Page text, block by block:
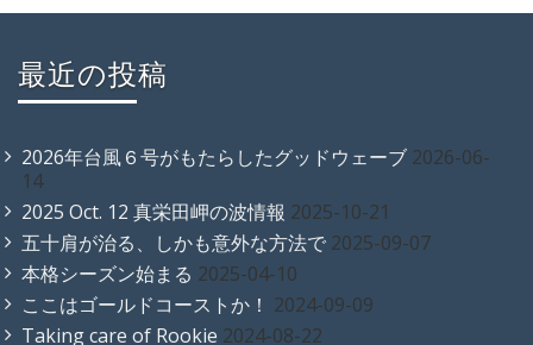
最近の投稿
2026年台風６号がもたらしたグッドウェーブ 2026-06-
14
2025 Oct. 12 真栄田岬の波情報 2025-10-21
五十肩が治る、しかも意外な方法で 2025-09-07
本格シーズン始まる 2025-04-10
ここはゴールドコーストか！ 2024-09-09
Taking care of Rookie 2024-08-22